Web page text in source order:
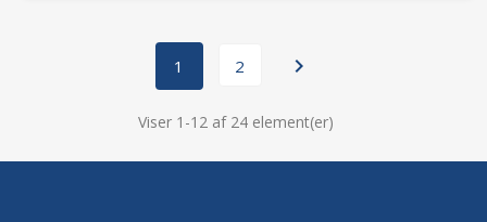
Viser 1-12 af 24 element(er)
1 2 